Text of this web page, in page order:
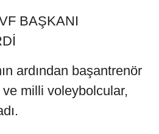
BAŞKANI
ardından başantrenör
milli voleybolcular,